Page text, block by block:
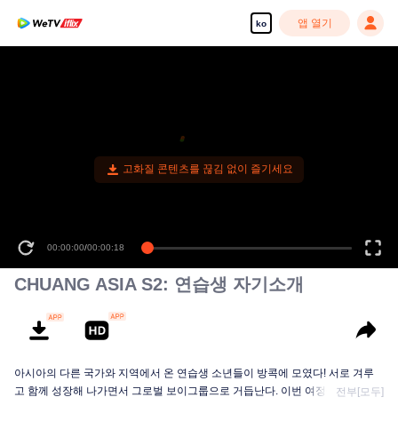
ko 앱 열기
고화질 콘텐츠를 끊김 없이 즐기세요
00:00:00/00:00:18
CHUANG ASIA S2: 연습생 자기소개
아시아의 다른 국가와 지역에서 온 연습생 소년들이 방콕에 모였다! 서로 겨루
고 함께 성장해 나가면서 그로벌 보이그룹으로 거듭난다. 이번 여정에는 누가
전부[모두]